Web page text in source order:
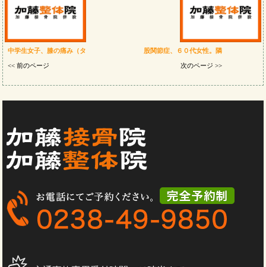
中学生女子、膝の痛み（タ
<< 前のページ
股関節症、６０代女性。隣
次のページ >>